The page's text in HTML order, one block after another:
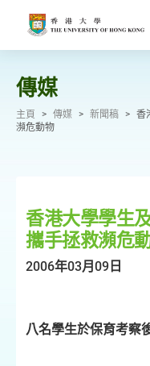
傳媒
主頁 > 傳媒 > 新聞稿 > 香
瀕危動物
香港大學學生
攜手拯救瀕危
2006年03月09日
八名學生於保育考察